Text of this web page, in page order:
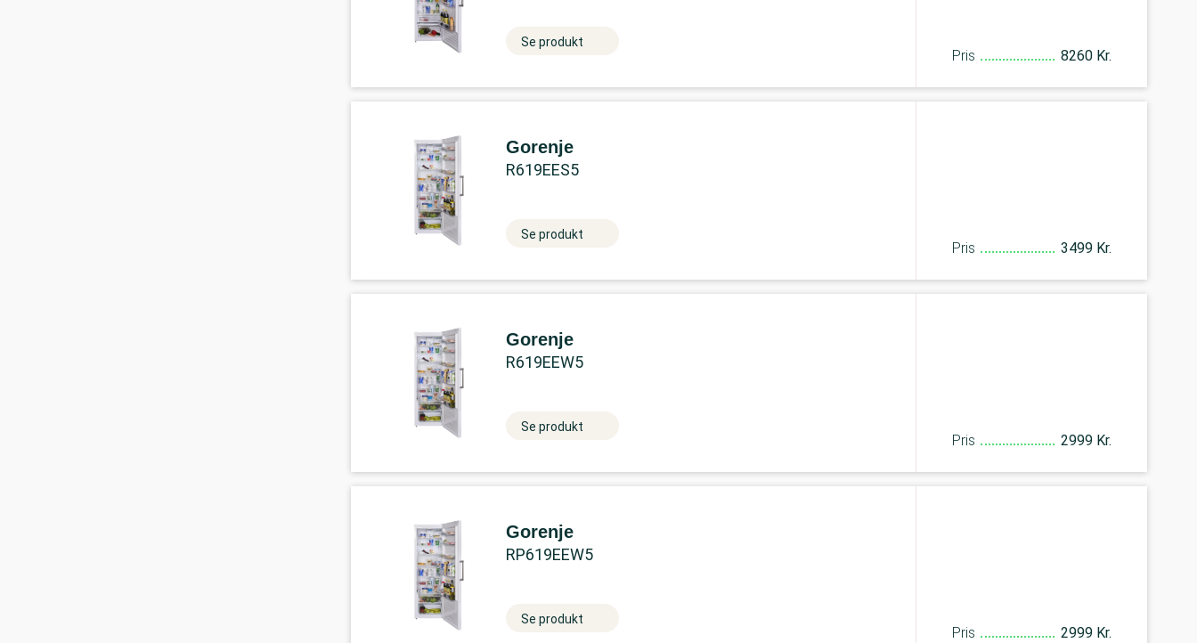
Se produkt
Pris 8260 Kr.
Gorenje
R619EES5
Se produkt
Pris 3499 Kr.
Gorenje
R619EEW5
Se produkt
Pris 2999 Kr.
Gorenje
RP619EEW5
Se produkt
Pris 2999 Kr.